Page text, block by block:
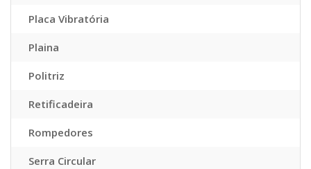
Placa Vibratória
Plaina
Politriz
Retificadeira
Rompedores
Serra Circular